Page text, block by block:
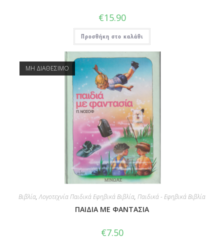
€15.90
Προσθήκη στο καλάθι
ΜΗ ΔΙΑΘΕΣΙΜΟ
Βιβλία,Λογοτεχνία Παιδικά Εφηβικά Βιβλία, Παιδικά - Εφηβικά Βιβλία
ΠΑΙΔΙΑ ΜΕ ΦΑΝΤΑΣΙΑ
€7.50